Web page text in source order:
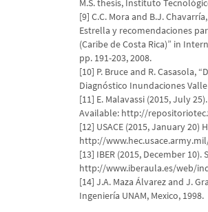
M.S. thesis, Instituto
[9] C.C. Mora and B.J.
Estrella y recomendaciones
(Caribe de Costa Rica)” in
pp. 191-203, 2008.
[10] P. Bruce and R. Casasola,
Diagnóstico Inundaciones
[11] E. Malavassi (2015, July
Available: http://
[12] USACE (2015, January 20)
http://
[13] IBER (2015, December
http://www.iberaula.es/web/
[14] J.A. Maza Álvarez and J.
Ingeniería UNAM, Mexico, 1998.